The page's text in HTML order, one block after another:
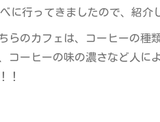
に行ってきましたので、紹介
らのカフェは、コーヒーの種
コーヒーの味の濃さなど人に
！